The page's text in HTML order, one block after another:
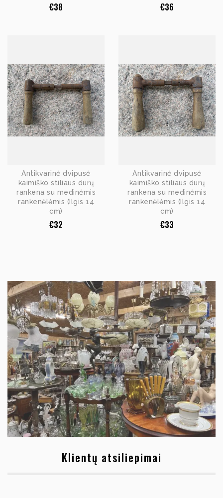
€38 €36
Antikvarinė dvipusė
kaimiško stiliaus durų
rankena su medinėmis
rankenėlėmis (Ilgis 14
cm)
€32
Antikvarinė dvipusė
kaimiško stiliaus durų
rankena su medinėmis
rankenėlėmis (Ilgis 14
cm)
€33
Klientų atsiliepimai